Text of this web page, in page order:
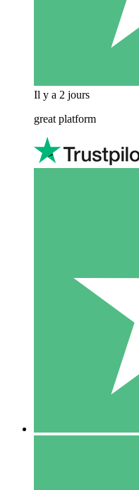
Il y a 2 jours
great platform